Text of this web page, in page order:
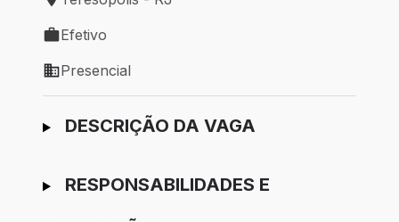
Local de trabalho: Teresópolis - RJ
Tipo de vaga: Efetivo
Efetivo
Modelo de trabalho: Presencial
Presencial
Ir para candidatura
DESCRIÇÃO DA VAGA
RESPONSABILIDADES E